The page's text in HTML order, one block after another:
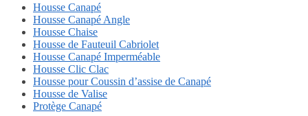
Housse Canapé
Housse Canapé Angle
Housse Chaise
Housse de Fauteuil Cabriolet
Housse Canapé Imperméable
Housse Clic Clac
Housse pour Coussin d’assise de Canapé
Housse de Valise
Protège Canapé